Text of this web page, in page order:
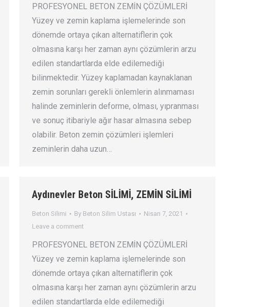
PROFESYONEL BETON ZEMİN ÇÖZÜMLERİ
Yüzey ve zemin kaplama işlemelerinde son
dönemde ortaya çıkan alternatiflerin çok
olmasına karşı her zaman aynı çözümlerin arzu
edilen standartlarda elde edilemediği
bilinmektedir. Yüzey kaplamadan kaynaklanan
zemin sorunları gerekli önlemlerin alınmaması
halinde zeminlerin deforme, olması, yıpranması
ve sonuç itibariyle ağır hasar almasına sebep
olabilir. Beton zemin çözümleri işlemleri
zeminlerin daha uzun…
Aydınevler Beton SİLİMİ, ZEMİN SİLİMİ
Beton Silimi By Beton Silim Ustası
Nisan 7, 2021
Leave a comment
PROFESYONEL BETON ZEMİN ÇÖZÜMLERİ
Yüzey ve zemin kaplama işlemelerinde son
dönemde ortaya çıkan alternatiflerin çok
olmasına karşı her zaman aynı çözümlerin arzu
edilen standartlarda elde edilemediği